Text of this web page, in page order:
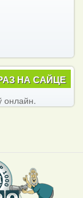
НА САЙЦЕ
онлайн.